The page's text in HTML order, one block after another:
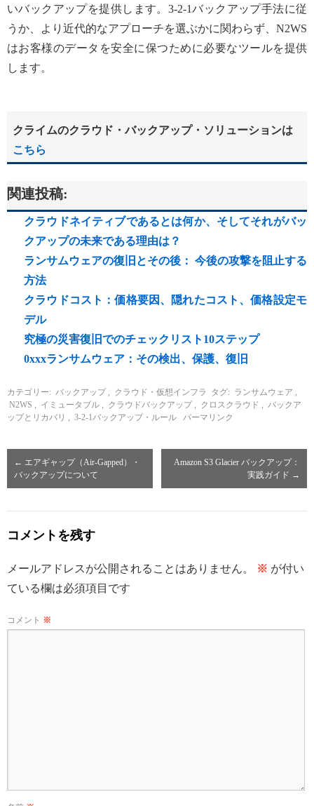
いバックアップを提供します。3-2-1バックアップ手法に従
うか、より近代的なアプローチを選ぶかに関わらず、N2WS
はお客様のデータを安全に保つために必要なツールを提供
します。
クライムのクラウド・バックアップ・ソリューションは
こちら
関連投稿:
クラウドネイティブであるとは何か、そしてそれがバッ
クアップの未来である理由は？
ランサムウェアの復旧とその後： 今後の攻撃を阻止する
方法
クラウドコスト：価格要因、隠れたコスト、価格設定モ
デル
究極の災害復旧でのチェックリスト10ステップ
0xxxランサムウェア：その検出、保護、復旧
カテゴリー: バックアップ , クラウド・仮想インフラ タグ: ランサムウェア ,
N2WS , イミュータブル , クラウドバックアップ , クロスクラウド , バックア
ップとリカバリ , 3-2-1バックアップ・ルール パーマリンク
← エアギャップ（Air-Gapped）・
バックアップについて
Amazon S3 Glacier バックアップ：
実践ガイド →
コメントを残す
メールアドレスが公開されることはありません。 ※ が付い
ている欄は必須項目です
コメント ※